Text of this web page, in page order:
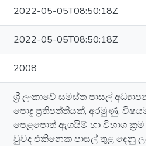
2022-05-05T08:50:18Z
2022-05-05T08:50:18Z
2008
ශ්‍රී ලංකාවේ සමස්ත පාසල්
පොදු ප්‍රතිපත්තියක්, අරමුණු,
පෙළපොත් ඇගයීම් හා විභාග ක්‍රම
වුවද එකිනෙක පාසල් තුළ දෙනු